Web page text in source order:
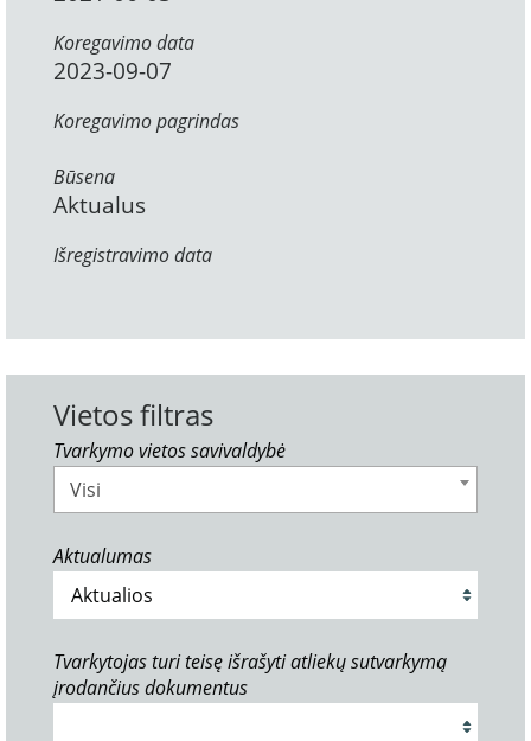
Koregavimo data
2023-09-07
Koregavimo pagrindas
Būsena
Aktualus
Išregistravimo data
Vietos filtras
Tvarkymo vietos savivaldybė
Visi
Aktualumas
Tvarkytojas turi teisę išrašyti atliekų sutvarkymą
įrodančius dokumentus